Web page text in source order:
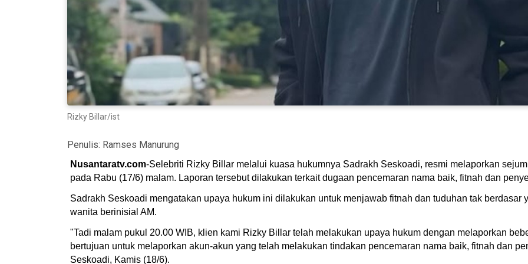
Rizky Billar/ist
Penulis: Ramses Manurung
Nusantaratv.com-Selebriti Rizky Billar melalui kuasa hukumnya Sadrakh Seskoadi, resmi melaporkan
pada Rabu (17/6) malam. Laporan tersebut dilakukan terkait dugaan pencemaran nama baik, fitnah dan
Sadrakh Seskoadi mengatakan upaya hukum ini dilakukan untuk menjawab fitnah dan tuduhan tak berdasar
wanita berinisial AM.
"Tadi malam pukul 20.00 WIB, klien kami Rizky Billar telah melakukan upaya hukum dengan melaporkan
bertujuan untuk melaporkan akun-akun yang telah melakukan tindakan pencemaran nama baik, fitnah dan
Seskoadi, Kamis (18/6).